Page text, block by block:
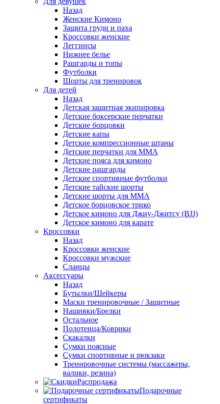
Назад
Женские Кимоно
Защита груди и паха
Кроссовки женские
Леггинсы
Нижнее белье
Рашгарды и топы
Футболки
Шорты для тренировок
Для детей
Назад
Детская защитная экипировка
Детские боксерские перчатки
Детские борцовки
Детские капы
Детские компрессионные штаны
Детские перчатки для ММА
Детские пояса для кимоно
Детские рашгарды
Детские спортивные футболки
Детские тайские шорты
Детские шорты для ММА
Детское борцовское трико
Детское кимоно для Джиу-Джитсу (BJJ)
Детское кимоно для карате
Кроссовки
Назад
Кроссовки женские
Кроссовки мужские
Сланцы
Аксессуары
Назад
Бутылки/Шейкеры
Маски тренировочные / Защитные
Нашивки/Брелки
Остальное
Полотенца/Коврики
Скакалки
Сумки поясные
Сумки спортивные и рюкзаки
Тренировочные системы (массажеры,
валики, резина)
Распродажа
Подарочные
сертификаты